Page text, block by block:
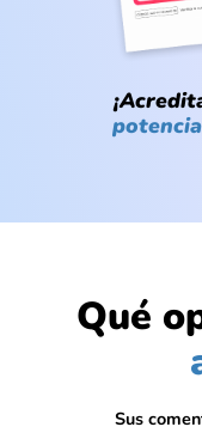
Qué
Sus
No